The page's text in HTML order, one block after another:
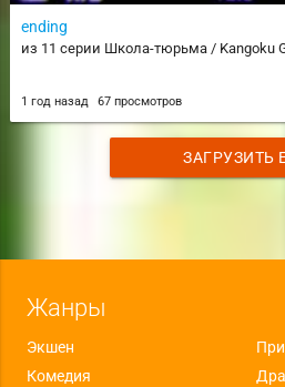
ending
из 11 серии Школа-тюрьма / Kangoku
1 год назад 67 просмотров
ЗАГРУЗИТЬ
Жанры
Экшен
Комедия